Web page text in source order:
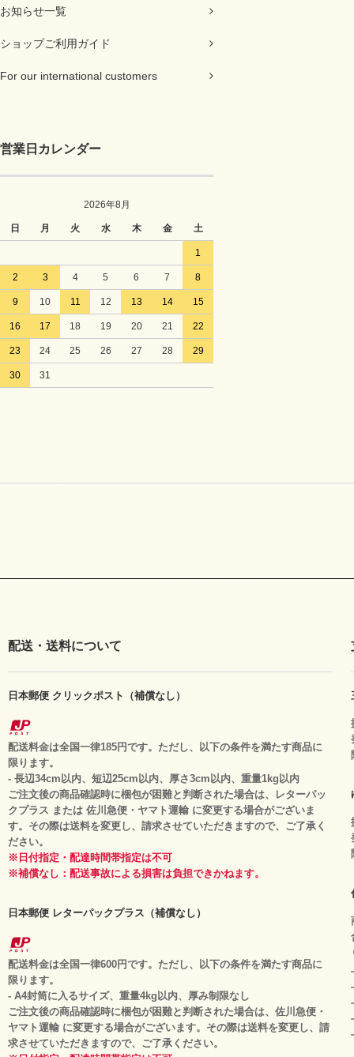
お知らせ一覧
ショップご利用ガイド
For our international customers
営業日カレンダー
2026年8月
日 月 火 水 木 金 土
1
2 3 4 5 6 7 8
9 10 11 12 13 14 15
16 17 18 19 20 21 22
23 24 25 26 27 28 29
30 31
配送・送料について
日本郵便 クリックポスト（補償なし）
配送料金は全国一律185円です。ただし、以下の条件を満たす商品に
限ります。
- 長辺34cm以内、短辺25cm以内、厚さ3cm以内、重量1kg以内
ご注文後の商品確認時に梱包が困難と判断された場合は、レターパッ
クプラス または 佐川急便・ヤマト運輸 に変更する場合がございま
す。その際は送料を変更し、請求させていただきますので、ご了承く
ださい。
※日付指定・配達時間帯指定は不可
※補償なし：配送事故による損害は負担できかねます。
日本郵便 レターパックプラス（補償なし）
配送料金は全国一律600円です。ただし、以下の条件を満たす商品に
限ります。
- A4封筒に入るサイズ、重量4kg以内、厚み制限なし
ご注文後の商品確認時に梱包が困難と判断された場合は、佐川急便・
ヤマト運輸 に変更する場合がございます。その際は送料を変更し、請
求させていただきますので、ご了承ください。